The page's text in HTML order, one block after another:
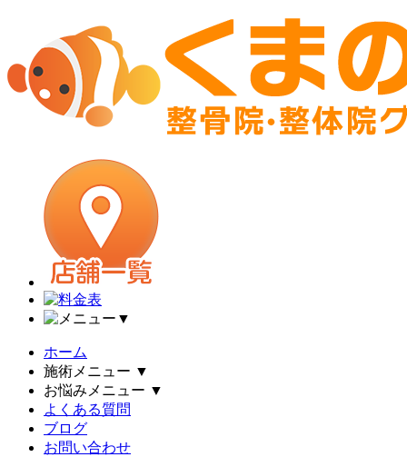
▼
ホーム
施術メニュー ▼
お悩みメニュー ▼
よくある質問
ブログ
お問い合わせ